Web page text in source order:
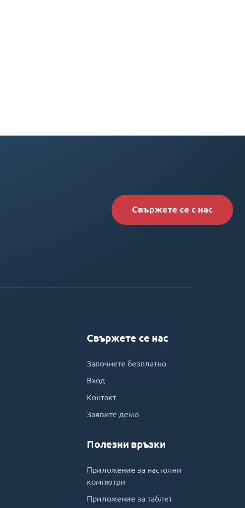
Свържете се с нас
Свържете се нас
Започнете безплатно
Вход
Контакт
Заявите демо
Полезни връзки
Приложение за настолни
компютри
Приложение за таблет